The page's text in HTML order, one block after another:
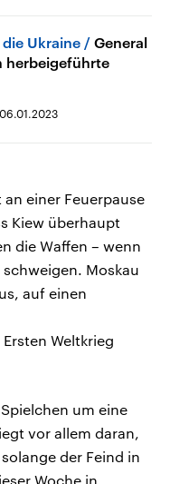
Ukraine
General
herbeigeführte
06.01.2023
einer Feuerpause
Kiew überhaupt
die Waffen – wenn
Moskau
auf einen
Weltkrieg
um eine
vor allem daran,
der Feind in
Woche in